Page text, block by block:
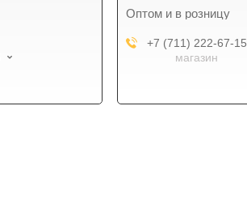
Оптом и в розницу
+7 (711) 222-67-15
магазин